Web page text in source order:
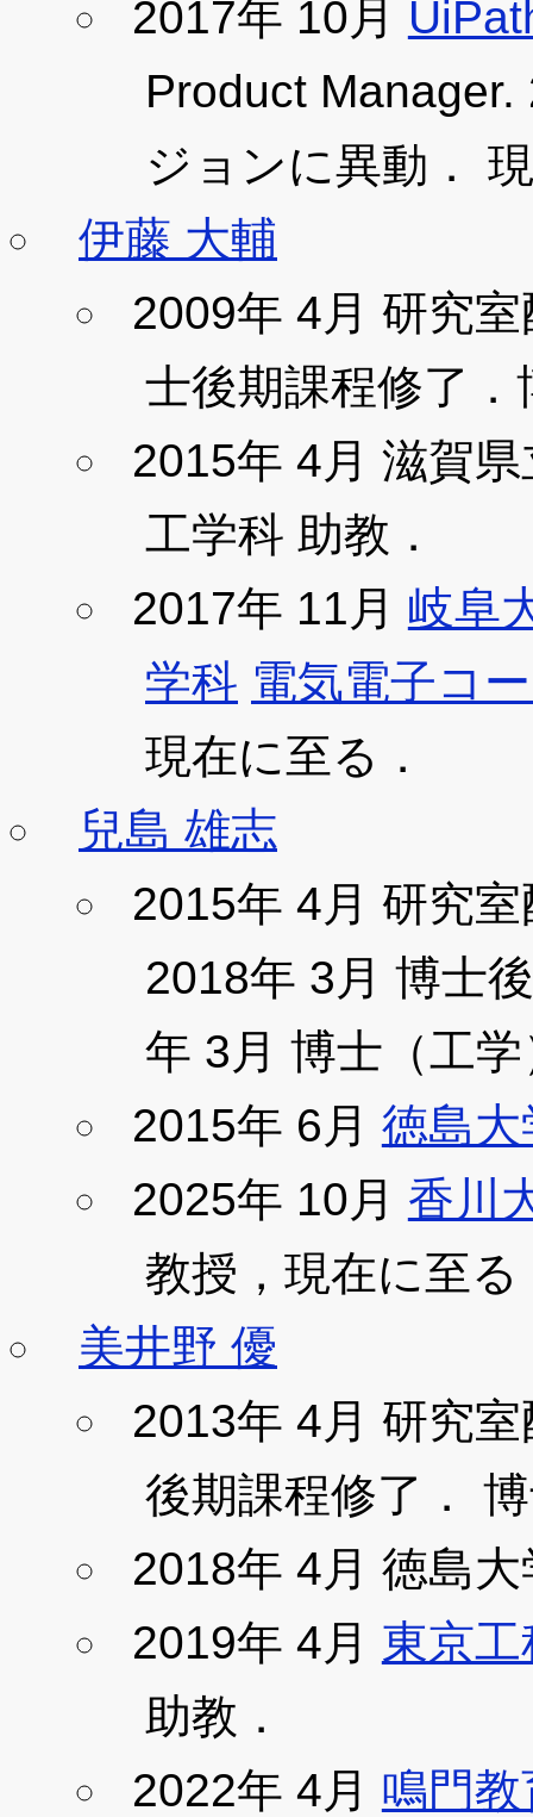
2017年 10月
Product
ジョンに異動．
伊藤 大輔
2009年 4月 研究
士後期課程修了
2015年 4月 滋賀
工学科 助教．
2017年 11月 岐阜
学科 電気電子コ
現在に至る．
兒島 雄志
2015年 4月 研究
2018年 3月 博士
年 3月 博士（工
2015年 6月 徳島大
2025年 10月 香川
教授，現在に至る
美井野 優
2013年 4月 研究
後期課程修了．
2018年 4月 徳島
2019年 4月 東京
助教．
2022年 4月 鳴門